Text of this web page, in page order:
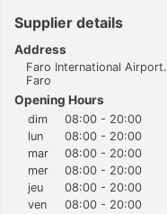
Supplier details
Address
Faro International
Faro
Opening Hours
dim
08:00 - 20:00
lun
08:00 - 20:00
mar
08:00 - 20:00
mer
08:00 - 20:00
jeu
08:00 - 20:00
ven
08:00 - 20:00